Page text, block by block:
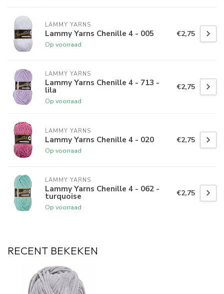
LAMMY YARNS
Lammy Yarns Chenille 4 - 005
Op voorraad
€2,75
LAMMY YARNS
Lammy Yarns Chenille 4 - 713 -
lila
Op voorraad
€2,75
LAMMY YARNS
Lammy Yarns Chenille 4 - 020
Op voorraad
€2,75
LAMMY YARNS
Lammy Yarns Chenille 4 - 062 -
turquoise
Op voorraad
€2,75
RECENT BEKEKEN